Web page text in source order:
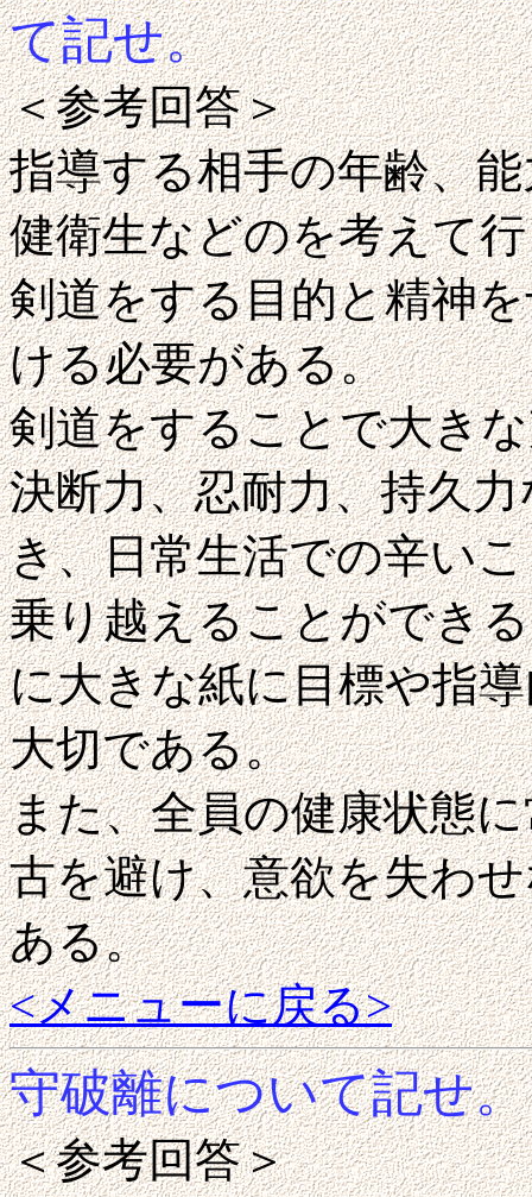
て記せ。
＜参考回答＞
指導する相手の年齢、
健衛生などのを考えて
剣道をする目的と精神
ける必要がある。
剣道をすることで大き
決断力、忍耐力、持久
き、日常生活での辛い
乗り越えることができ
に大きな紙に目標や指
大切である。
また、全員の健康状態
古を避け、意欲を失わ
ある。
<メニューに戻る>
守破離について記せ。
＜参考回答＞